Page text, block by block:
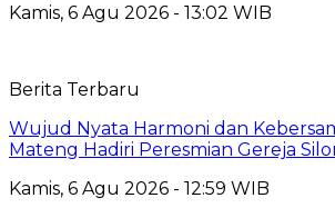
Kamis, 6 Agu 2026 - 13:02 WIB
Berita Terbaru
Wujud Nyata Harmoni dan
Mateng Hadiri Peresmian Gereja
Kamis, 6 Agu 2026 - 12:59 WIB